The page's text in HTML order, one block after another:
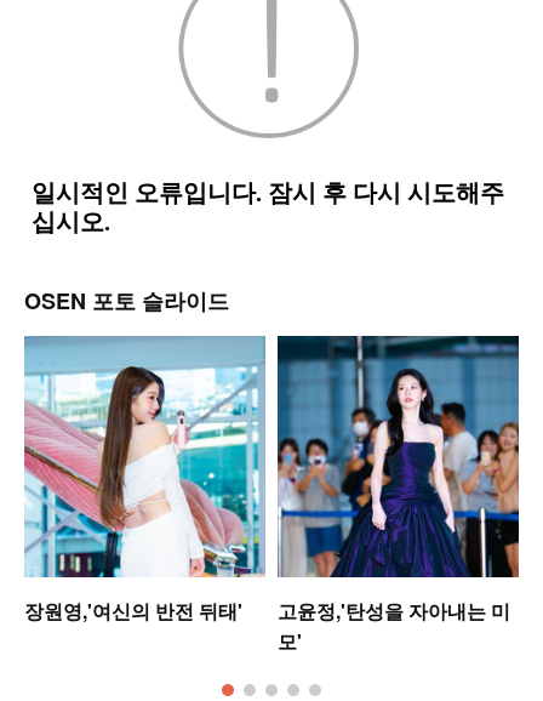
OSEN 포토 슬라이드
장원영,'여신의 반전 뒤태'
고윤정,'탄성을 자아내는 미
모'